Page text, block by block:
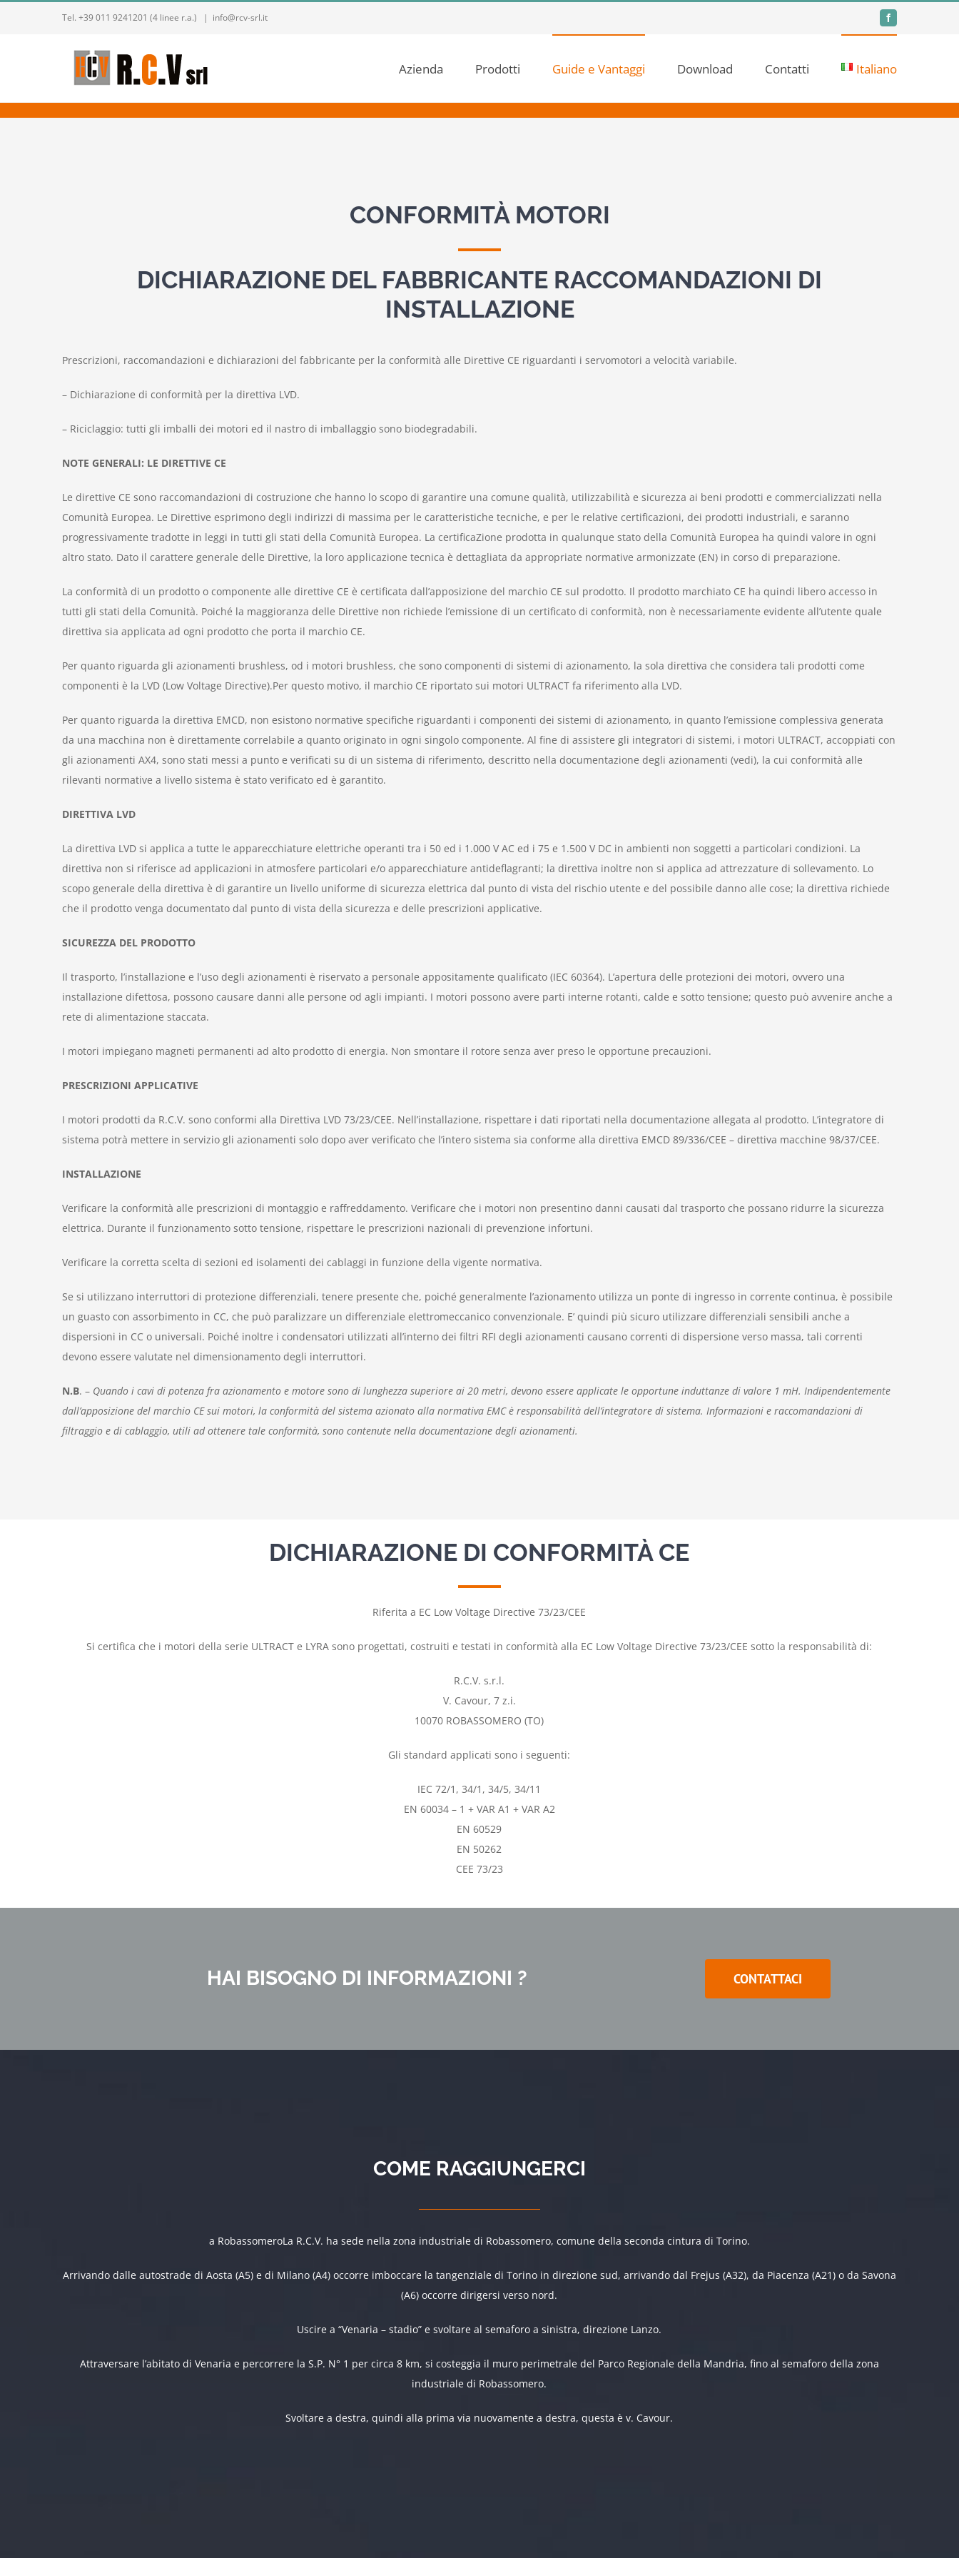
Tel. +39 011 9241201 (4 linee r.a.) | info@rcv-srl.it Facebook
Azienda Prodotti Guide e Vantaggi Download Contatti Italiano
CONFORMITÀ MOTORI
DICHIARAZIONE DEL FABBRICANTE RACCOMANDAZIONI DI
INSTALLAZIONE
Prescrizioni, raccomandazioni e dichiarazioni del fabbricante per la conformità alle Direttive CE riguardanti i servomotori a velocità variabile.
– Dichiarazione di conformità per la direttiva LVD.
– Riciclaggio: tutti gli imballi dei motori ed il nastro di imballaggio sono biodegradabili.
NOTE GENERALI: LE DIRETTIVE CE
Le direttive CE sono raccomandazioni di costruzione che hanno lo scopo di garantire una comune qualità, utilizzabilità e sicurezza ai beni prodotti e commercializzati nella
Comunità Europea. Le Direttive esprimono degli indirizzi di massima per le caratteristiche tecniche, e per le relative certificazioni, dei prodotti industriali, e saranno
progressivamente tradotte in leggi in tutti gli stati della Comunità Europea. La certificaZione prodotta in qualunque stato della Comunità Europea ha quindi valore in ogni
altro stato. Dato il carattere generale delle Direttive, la loro applicazione tecnica è dettagliata da appropriate normative armonizzate (EN) in corso di preparazione.
La conformità di un prodotto o componente alle direttive CE è certificata dall’apposizione del marchio CE sul prodotto. Il prodotto marchiato CE ha quindi libero accesso in
tutti gli stati della Comunità. Poiché la maggioranza delle Direttive non richiede l’emissione di un certificato di conformità, non è necessariamente evidente all’utente quale
direttiva sia applicata ad ogni prodotto che porta il marchio CE.
Per quanto riguarda gli azionamenti brushless, od i motori brushless, che sono componenti di sistemi di azionamento, la sola direttiva che considera tali prodotti come
componenti è la LVD (Low Voltage Directive).Per questo motivo, il marchio CE riportato sui motori ULTRACT fa riferimento alla LVD.
Per quanto riguarda la direttiva EMCD, non esistono normative specifiche riguardanti i componenti dei sistemi di azionamento, in quanto l’emissione complessiva generata
da una macchina non è direttamente correlabile a quanto originato in ogni singolo componente. Al fine di assistere gli integratori di sistemi, i motori ULTRACT, accoppiati con
gli azionamenti AX4, sono stati messi a punto e verificati su di un sistema di riferimento, descritto nella documentazione degli azionamenti (vedi), la cui conformità alle
rilevanti normative a livello sistema è stato verificato ed è garantito.
DIRETTIVA LVD
La direttiva LVD si applica a tutte le apparecchiature elettriche operanti tra i 50 ed i 1.000 V AC ed i 75 e 1.500 V DC in ambienti non soggetti a particolari condizioni. La
direttiva non si riferisce ad applicazioni in atmosfere particolari e/o apparecchiature antideflagranti; la direttiva inoltre non si applica ad attrezzature di sollevamento. Lo
scopo generale della direttiva è di garantire un livello uniforme di sicurezza elettrica dal punto di vista del rischio utente e del possibile danno alle cose; la direttiva richiede
che il prodotto venga documentato dal punto di vista della sicurezza e delle prescrizioni applicative.
SICUREZZA DEL PRODOTTO
Il trasporto, l’installazione e l’uso degli azionamenti è riservato a personale appositamente qualificato (IEC 60364). L’apertura delle protezioni dei motori, ovvero una
installazione difettosa, possono causare danni alle persone od agli impianti. I motori possono avere parti interne rotanti, calde e sotto tensione; questo può avvenire anche a
rete di alimentazione staccata.
I motori impiegano magneti permanenti ad alto prodotto di energia. Non smontare il rotore senza aver preso le opportune precauzioni.
PRESCRIZIONI APPLICATIVE
I motori prodotti da R.C.V. sono conformi alla Direttiva LVD 73/23/CEE. Nell’installazione, rispettare i dati riportati nella documentazione allegata al prodotto. L’integratore di
sistema potrà mettere in servizio gli azionamenti solo dopo aver verificato che l’intero sistema sia conforme alla direttiva EMCD 89/336/CEE – direttiva macchine 98/37/CEE.
INSTALLAZIONE
Verificare la conformità alle prescrizioni di montaggio e raffreddamento. Verificare che i motori non presentino danni causati dal trasporto che possano ridurre la sicurezza
elettrica. Durante il funzionamento sotto tensione, rispettare le prescrizioni nazionali di prevenzione infortuni.
Verificare la corretta scelta di sezioni ed isolamenti dei cablaggi in funzione della vigente normativa.
Se si utilizzano interruttori di protezione differenziali, tenere presente che, poiché generalmente l’azionamento utilizza un ponte di ingresso in corrente continua, è possibile
un guasto con assorbimento in CC, che può paralizzare un differenziale elettromeccanico convenzionale. E’ quindi più sicuro utilizzare differenziali sensibili anche a
dispersioni in CC o universali. Poiché inoltre i condensatori utilizzati all’interno dei filtri RFI degli azionamenti causano correnti di dispersione verso massa, tali correnti
devono essere valutate nel dimensionamento degli interruttori.
N.B. – Quando i cavi di potenza fra azionamento e motore sono di lunghezza superiore ai 20 metri, devono essere applicate le opportune induttanze di valore 1 mH. Indipendentemente
dall’apposizione del marchio CE sui motori, la conformità del sistema azionato alla normativa EMC è responsabilità dell’integratore di sistema. Informazioni e raccomandazioni di
filtraggio e di cablaggio, utili ad ottenere tale conformità, sono contenute nella documentazione degli azionamenti.
DICHIARAZIONE DI CONFORMITÀ CE
Riferita a EC Low Voltage Directive 73/23/CEE
Si certifica che i motori della serie ULTRACT e LYRA sono progettati, costruiti e testati in conformità alla EC Low Voltage Directive 73/23/CEE sotto la responsabilità di:
R.C.V. s.r.l.
V. Cavour, 7 z.i.
10070 ROBASSOMERO (TO)
Gli standard applicati sono i seguenti:
IEC 72/1, 34/1, 34/5, 34/11
EN 60034 – 1 + VAR A1 + VAR A2
EN 60529
EN 50262
CEE 73/23
HAI BISOGNO DI INFORMAZIONI ? CONTATTACI
COME RAGGIUNGERCI
a RobassomeroLa R.C.V. ha sede nella zona industriale di Robassomero, comune della seconda cintura di Torino.
Arrivando dalle autostrade di Aosta (A5) e di Milano (A4) occorre imboccare la tangenziale di Torino in direzione sud, arrivando dal Frejus (A32), da Piacenza (A21) o da Savona
(A6) occorre dirigersi verso nord.
Uscire a “Venaria – stadio” e svoltare al semaforo a sinistra, direzione Lanzo.
Attraversare l’abitato di Venaria e percorrere la S.P. N° 1 per circa 8 km, si costeggia il muro perimetrale del Parco Regionale della Mandria, fino al semaforo della zona
industriale di Robassomero.
Svoltare a destra, quindi alla prima via nuovamente a destra, questa è v. Cavour.